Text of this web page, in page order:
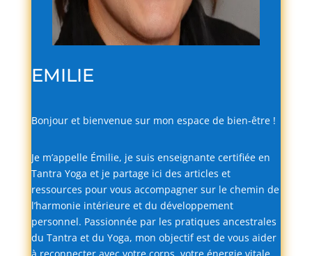
EMILIE
Bonjour et bienvenue sur mon espace de bien-être !
Je m’appelle Émilie, je suis enseignante certifiée en
Tantra Yoga et je partage ici des articles et
ressources pour vous accompagner sur le chemin de
l’harmonie intérieure et du développement
personnel. Passionnée par les pratiques ancestrales
du Tantra et du Yoga, mon objectifest de vous aider
à reconnecter avec votre corps, votre énergie vitale